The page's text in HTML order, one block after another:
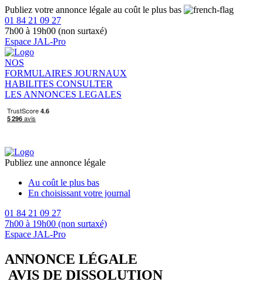
Publiez votre annonce légale au coût le plus bas
01 84 21 09 27
7h00 à 19h00 (non surtaxé)
Espace JAL-Pro
NOS
FORMULAIRES JOURNAUX
HABILITES CONSULTER
LES ANNONCES LEGALES
Publiez une annonce légale
Au coût le plus bas
En choisissant votre journal
01 84 21 09 27
7h00 à 19h00 (non surtaxé)
Espace JAL-Pro
ANNONCE LÉGALE
AVIS DE DISSOLUTION